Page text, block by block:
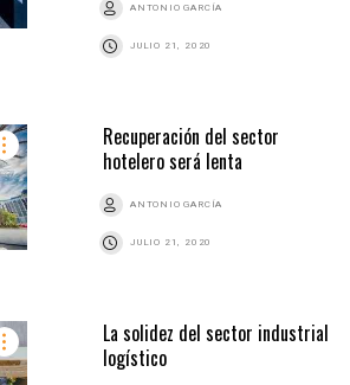
ANTONIO GARCÍA
JULIO 21, 2020
Recuperación del sector
hotelero será lenta
ANTONIO GARCÍA
JULIO 21, 2020
La solidez del sector industrial
logístico